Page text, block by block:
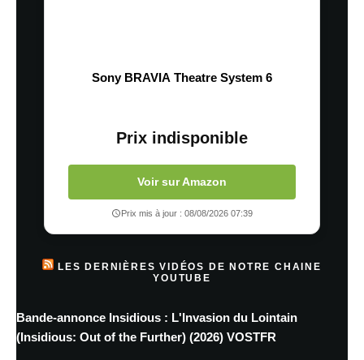
Sony BRAVIA Theatre System 6
Prix indisponible
Voir sur Amazon
Prix mis à jour : 08/08/2026 07:39
LES DERNIÈRES VIDÉOS DE NOTRE CHAINE
YOUTUBE
Bande-annonce Insidious : L'Invasion du Lointain
(Insidious: Out of the Further) (2026) VOSTFR